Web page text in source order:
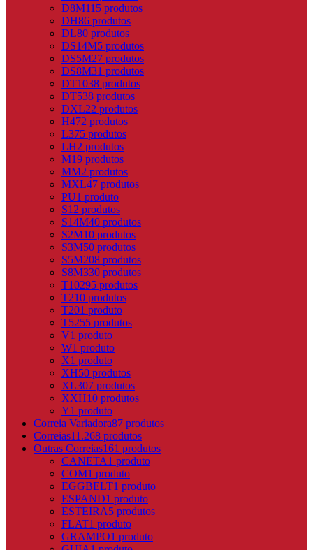
D8M115 produtos
DH86 produtos
DL80 produtos
DS14M5 produtos
DS5M27 produtos
DS8M31 produtos
DT1038 produtos
DT538 produtos
DXL22 produtos
H472 produtos
L375 produtos
LH2 produtos
M19 produtos
MM2 produtos
MXL47 produtos
PU1 produto
S12 produtos
S14M40 produtos
S2M10 produtos
S3M50 produtos
S5M208 produtos
S8M330 produtos
T10295 produtos
T210 produtos
T201 produto
T5255 produtos
V1 produto
W1 produto
X1 produto
XH50 produtos
XL307 produtos
XXH10 produtos
Y1 produto
Correia Variadora87 produtos
Correias11.268 produtos
Outras Correias161 produtos
CANETA1 produto
COM1 produto
EGGBELT1 produto
ESPAND1 produto
ESTEIRA5 produtos
FLAT1 produto
GRAMPO1 produto